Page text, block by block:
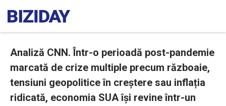
Analiză CNN. Într-o perioadă post-pandemie
marcată de crize multiple precum războaie,
tensiuni geopolitice în creștere sau inflația
ridicată, economia SUA își revine într-un